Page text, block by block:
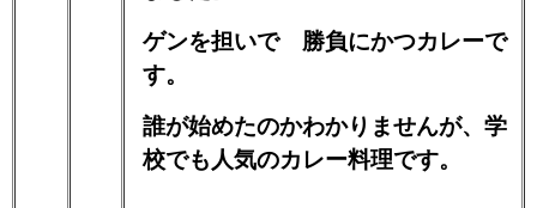
ゲンを担いで 勝負にかつカレーで
す。
誰が始めたのかわかりませんが、学
校でも人気のカレー料理です。